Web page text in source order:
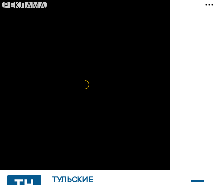
РЕКЛАМА
ТУЛЬСКИЕ